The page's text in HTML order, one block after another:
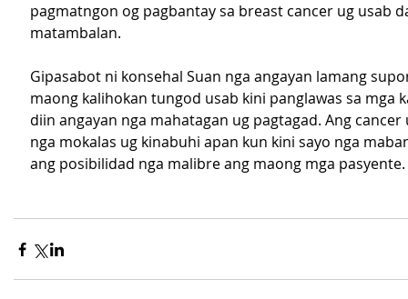
pagmatngon og pagbantay sa breast cancer ug usab
matambalan.
Gipasabot ni konsehal Suan nga angayan lamang
maong kalihokan tungod usab kini panglawas sa mga
diin angayan nga mahatagan ug pagtagad. Ang
nga mokalas ug kinabuhi apan kun kini sayo nga
ang posibilidad nga malibre ang maong mga pasyente.